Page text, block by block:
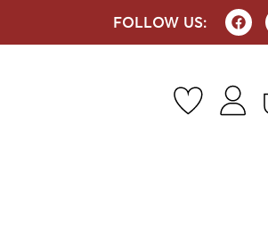
FOLLOW US: